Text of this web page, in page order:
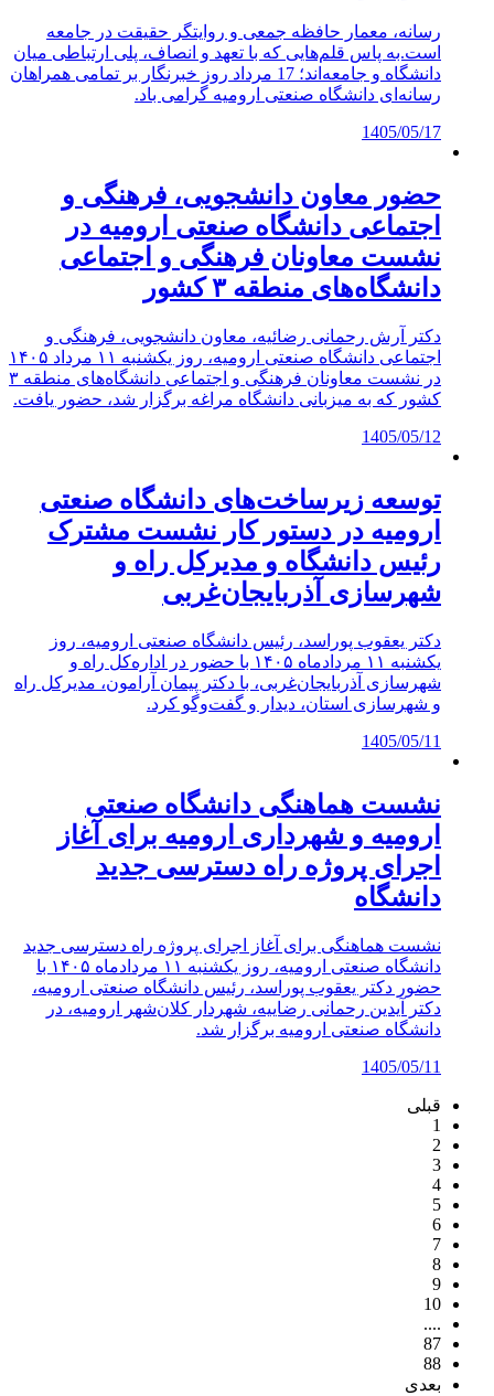
رسانه، معمار حافظه جمعی و روایتگر حقیقت در جامعه
است.به پاس قلم‌هایی که با تعهد و انصاف، پلی ارتباطی میان
دانشگاه و جامعه‌اند؛ 17 مرداد روز خبرنگار بر تمامی همراهان
رسانه‌ای دانشگاه صنعتی ارومیه گرامی باد.
1405/05/17
حضور معاون دانشجویی، فرهنگی و
اجتماعی دانشگاه صنعتی ارومیه در
نشست معاونان فرهنگی و اجتماعی
دانشگاه‌های منطقه ۳ کشور
دکتر آرش رحمانی رضائیه، معاون دانشجویی، فرهنگی و
اجتماعی دانشگاه صنعتی ارومیه، روز یکشنبه ۱۱ مرداد ۱۴۰۵
در نشست معاونان فرهنگی و اجتماعی دانشگاه‌های منطقه ۳
کشور که به میزبانی دانشگاه مراغه برگزار شد، حضور یافت.
1405/05/12
توسعه زیرساخت‌های دانشگاه صنعتی
ارومیه در دستور کار نشست مشترک
رئیس دانشگاه و مدیرکل راه و
شهرسازی آذربایجان‌غربی
دکتر یعقوب پوراسد، رئیس دانشگاه صنعتی ارومیه، روز
یکشنبه ۱۱ مردادماه ۱۴۰۵ با حضور در اداره‌کل راه و
شهرسازی آذربایجان‌غربی، با دکتر پیمان آرامون، مدیرکل راه
و شهرسازی استان، دیدار و گفت‌وگو کرد.
1405/05/11
نشست هماهنگی دانشگاه صنعتی
ارومیه و شهرداری ارومیه برای آغاز
اجرای پروژه راه دسترسی جدید
دانشگاه
نشست هماهنگی برای آغاز اجرای پروژه راه دسترسی جدید
دانشگاه صنعتی ارومیه، روز یکشنبه ۱۱ مردادماه ۱۴۰۵ با
حضور دکتر یعقوب پوراسد، رئیس دانشگاه صنعتی ارومیه،
دکتر آیدین رحمانی رضاییه، شهردار کلان‌شهر ارومیه، در
دانشگاه صنعتی ارومیه برگزار شد.
1405/05/11
قبلی
1
2
3
4
5
6
7
8
9
10
....
87
88
بعدی